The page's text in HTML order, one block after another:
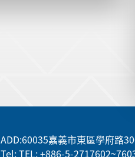
ADD:60035嘉義市東區學府路
Tel: TEL: +886-5-